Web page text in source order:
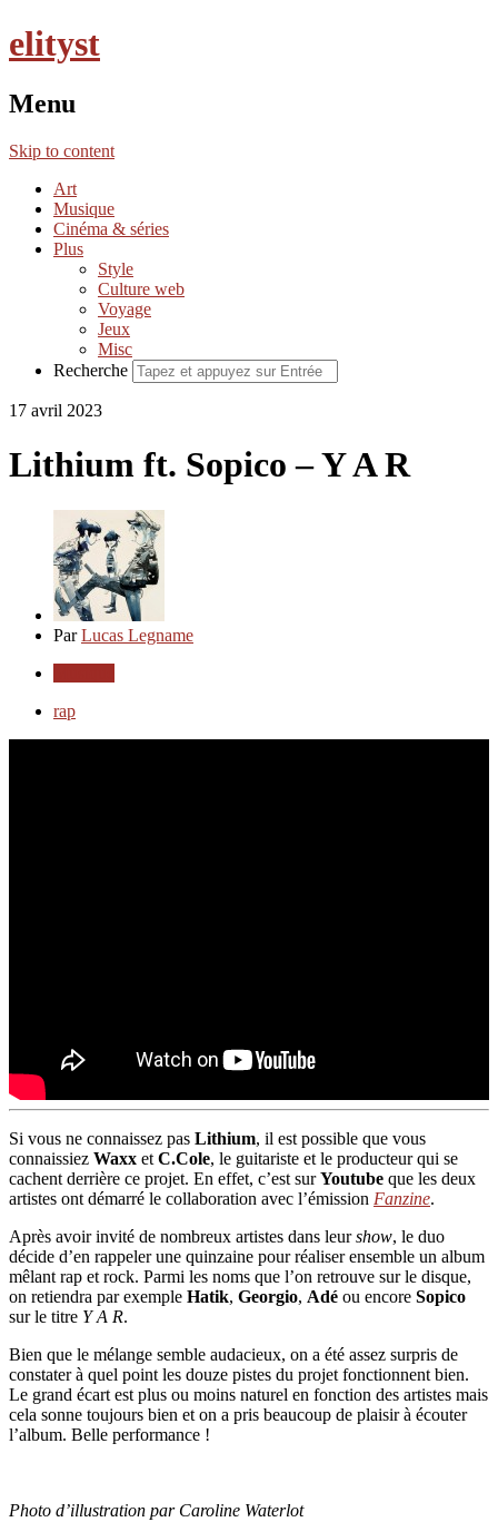
elityst
Menu
Skip to content
Art
Musique
Cinéma & séries
Plus
Style
Culture web
Voyage
Jeux
Misc
Recherche
17 avril 2023
Lithium ft. Sopico – Y A R
ParLucas Legname
rap
Si vous ne connaissez pas Lithium, il est possible que vous
connaissiez Waxx et C.Cole, le guitariste et le producteur qui se
cachent derrière ce projet. En effet, c’est surYoutube que les deux
artistes ont démarré le collaboration avec l’émission Fanzine.
Après avoir invité de nombreux artistes dans leurshow, le duo
décide d’en rappeler une quinzaine pour réaliser ensemble un album
mêlant rap et rock. Parmi les noms que l’on retrouve sur le disque,
on retiendra par exemple Hatik, Georgio, Adé ou encore Sopico
sur le titre Y A R.
Bien que le mélange semble audacieux, on a été assez surpris de
constater à quel point les douze pistes du projet fonctionnent bien.
Le grand écart est plus ou moins naturel en fonction des artistes mais
cela sonne toujours bien et on a pris beaucoup de plaisir à écouter
l’album. Belle performance !
Photo d’illustration par Caroline Waterlot